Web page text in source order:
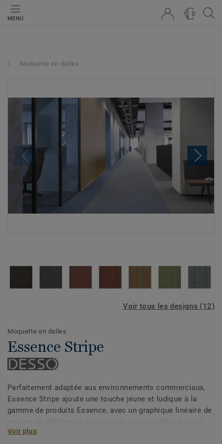
MENU
0
Moquette en dalles
Voir tous les designs (12)
Moquette en dalles
Essence Stripe
Parfaitement adaptée aux environnements commerciaux,
Essence Stripe ajoute une touche jeune et ludique à la
gamme de produits Essence, avec un graphique linéaire de
rafraîchissants. La dalle en velours bouclé de faible
Voir plus